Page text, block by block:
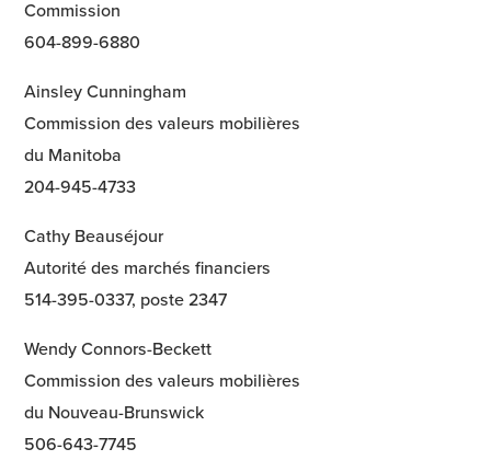
Commission
604-899-6880
Ainsley Cunningham
Commission des valeurs mobilières
du Manitoba
204-945-4733
Cathy Beauséjour
Autorité des marchés financiers
514-395-0337, poste 2347
Wendy Connors-Beckett
Commission des valeurs mobilières
du Nouveau-Brunswick
506-643-7745